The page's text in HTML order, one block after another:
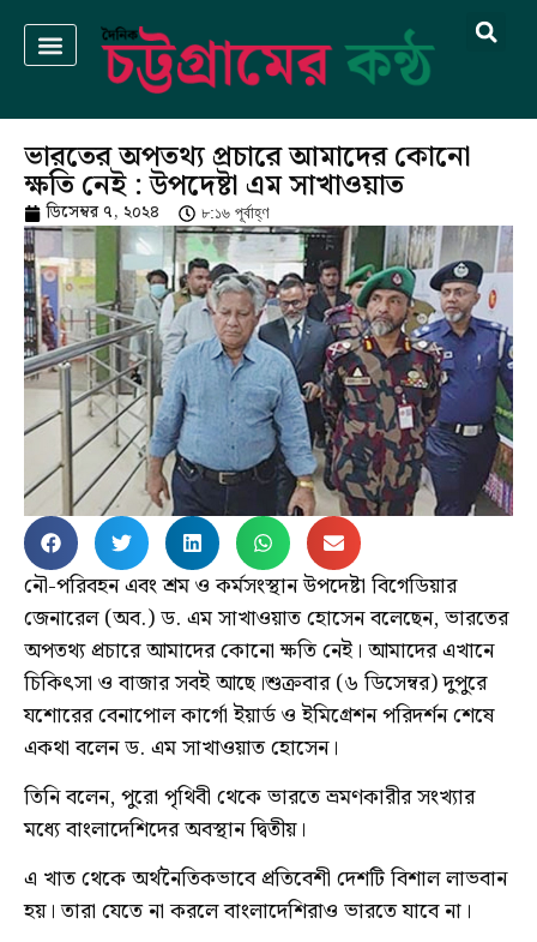
ভারতের অপতথ্য প্রচারে আমাদের কোনো
ক্ষতি নেই : উপদেষ্টা এম সাখাওয়াত
ডিসেম্বর ৭, ২০২৪ ৮:১৬ পূর্বাহ্ণ
নৌ-পরিবহন এবং শ্রম ও কর্মসংস্থান উপদেষ্টা বিগেডিয়ার
জেনারেল (অব.) ড. এম সাখাওয়াত হোসেন বলেছেন, ভারতের
অপতথ্য প্রচারে আমাদের কোনো ক্ষতি নেই। আমাদের এখানে
চিকিৎসা ও বাজার সবই আছে।শুক্রবার (৬ ডিসেম্বর) দুপুরে
যশোরের বেনাপোল কার্গো ইয়ার্ড ও ইমিগ্রেশন পরিদর্শন শেষে
একথা বলেন ড. এম সাখাওয়াত হোসেন।
তিনি বলেন, পুরো পৃথিবী থেকে ভারতে ভ্রমণকারীর সংখ্যার
মধ্যে বাংলাদেশিদের অবস্থান দ্বিতীয়।
এ খাত থেকে অর্থনৈতিকভাবে প্রতিবেশী দেশটি বিশাল লাভবান
হয়। তারা যেতে না করলে বাংলাদেশিরাও ভারতে যাবে না।